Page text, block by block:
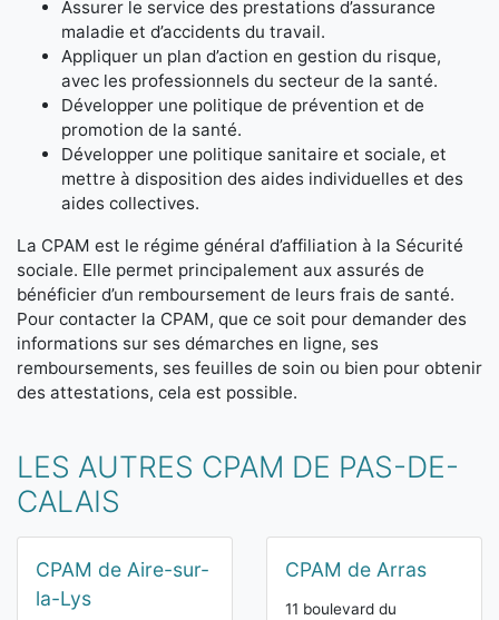
Assurer le service des prestations d’assurance
maladie et d’accidents du travail.
Appliquer un plan d’action en gestion du risque,
avec les professionnels du secteur de la santé.
Développer une politique de prévention et de
promotion de la santé.
Développer une politique sanitaire et sociale, et
mettre à disposition des aides individuelles et des
aides collectives.
La CPAM est le régime général d’affiliation à la Sécurité
sociale. Elle permet principalement aux assurés de
bénéficier d’un remboursement de leurs frais de santé.
Pour contacter la CPAM, que ce soit pour demander des
informations sur ses démarches en ligne, ses
remboursements, ses feuilles de soin ou bien pour obtenir
des attestations, cela est possible.
LES AUTRES CPAM DE PAS-DE-
CALAIS
CPAM de Aire-sur-
la-Lys
CPAM de Arras
11 boulevard du